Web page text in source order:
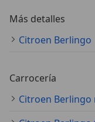
Más detalles
Citroen Berlingo
Carrocería